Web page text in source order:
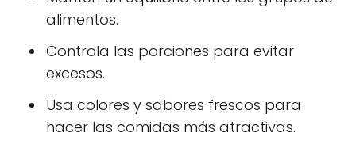
alimentos.
Controla las porciones para evitar
excesos.
Usa colores y sabores frescos para
hacer las comidas más atractivas.